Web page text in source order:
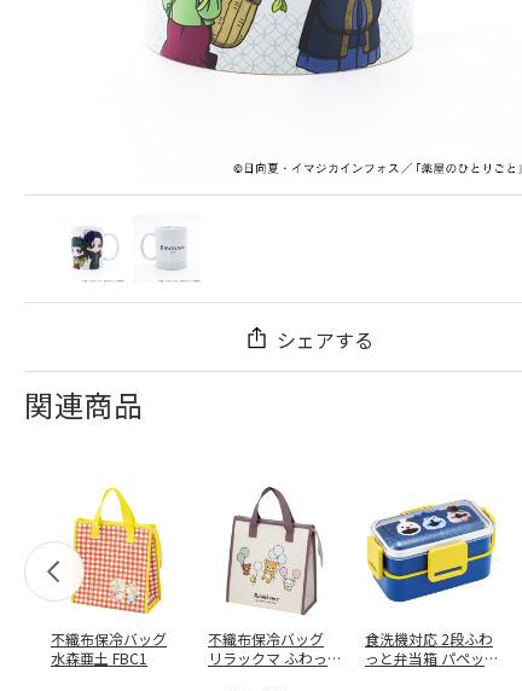
シェアする
関連商品
不織布保冷バッグ
水森亜土 FBC1
不織布保冷バッグ
リラックマ ふわっ
食洗機対応 2段ふわ
っと弁当箱 パペッ